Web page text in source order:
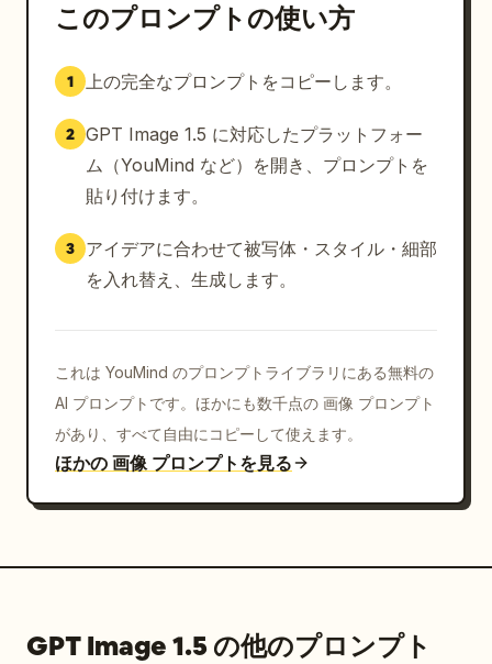
このプロンプトの使い方
1 上の完全なプロンプトをコピーします。
2 GPT Image 1.5 に対応したプラットフォー
ム（YouMind など）を開き、プロンプトを
貼り付けます。
3
アイデアに合わせて被写体・スタイル・細部
を入れ替え、生成します。
これは YouMind のプロンプトライブラリにある無料の
AI プロンプトです。ほかにも数千点の 画像 プロンプト
があり、すべて自由にコピーして使えます。
ほかの 画像 プロンプトを見る
GPT Image 1.5 の他のプロンプト